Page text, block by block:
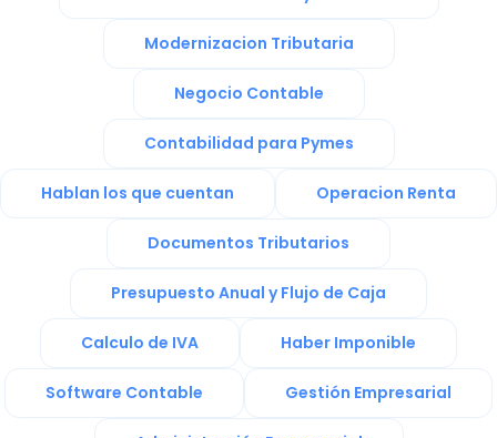
Modernizacion Tributaria
Negocio Contable
Contabilidad para Pymes
Hablan los que cuentan Operacion Renta
Documentos Tributarios
Presupuesto Anual y Flujo de Caja
Calculo de IVA Haber Imponible
Software Contable Gestión Empresarial